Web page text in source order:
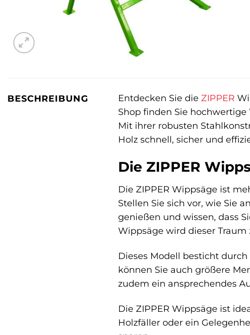
BESCHREIBUNG Entdecken Sie die ZIPPER
Shop finden Sie
Mit ihrer robusten
Holz schnell, sicher und
Die ZIPPER
Die ZIPPER Wippsäge ist
Stellen Sie sich vor, wie Sie
genießen und wissen, dass
Wippsäge wird dieser Traum
Dieses Modell besticht durch
können Sie auch größere
zudem ein ansprechendes
Die ZIPPER Wippsäge ist
Holzfäller oder ein